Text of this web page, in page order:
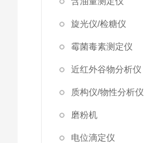
旋光仪/检糖仪
霉菌毒素测定仪
近红外谷物分析仪
质构仪/物性分析仪
磨粉机
电位滴定仪